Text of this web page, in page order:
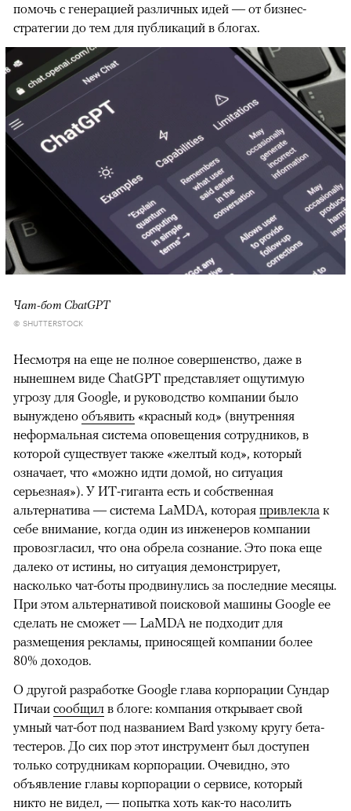
помочь с генерацией различных идей — от бизнес-
стратегии до тем для публикаций в блогах.
Чат-бот ChatGPT
© SHUTTERSTOCK
Несмотря на еще не полное совершенство, даже в
нынешнем виде ChatGPT представляет ощутимую
угрозу для Google, и руководство компании было
вынуждено объявить «красный код» (внутренняя
неформальная система оповещения сотрудников, в
которой существует также «желтый код», который
означает, что «можно идти домой, но ситуация
серьезная»). У ИТ-гиганта есть и собственная
альтернатива — система LaMDA, которая привлекла к
себе внимание, когда один из инженеров компании
провозгласил, что она обрела сознание. Это пока еще
далеко от истины, но ситуация демонстрирует,
насколько чат-боты продвинулись за последние месяцы.
При этом альтернативой поисковой машины Google ее
сделать не сможет — LaMDA не подходит для
размещения рекламы, приносящей компании более
80% доходов.
О другой разработке Google глава корпорации Сундар
Пичаи сообщил в блоге: компания открывает свой
умный чат-бот под названием Bard узкому кругу бета-
тестеров. До сих пор этот инструмент был доступен
только сотрудникам корпорации. Очевидно, это
объявление главы корпорации о сервисе, который
никто не видел, — попытка хоть как-то насолить